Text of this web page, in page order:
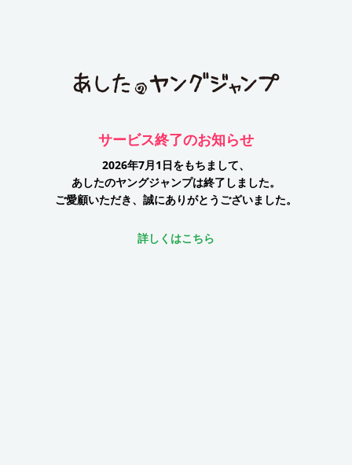
サービス終了のお知らせ
2026年7月1日をもちまして、
あしたのヤングジャンプは終了しました。
ご愛顧いただき、誠にありがとうございました。
詳しくはこちら